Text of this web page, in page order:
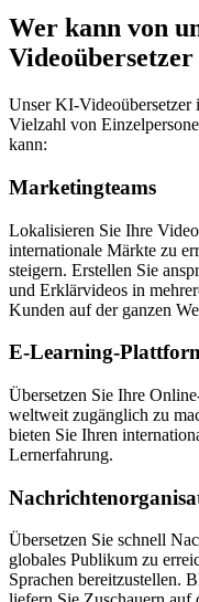
Wer kann von
Unser KI-Videoübersetzer
Vielzahl von
kann:
Marketingteams
Lokalisieren Sie Ihre
internationale Märkte zu
steigern. Erstellen Sie
und Erklärvideos in
Kunden auf der ganzen
E-Learning-
Übersetzen Sie Ihre
weltweit zugänglich zu
bieten Sie Ihren
Lernerfahrung.
Übersetzen Sie schnell
globales Publikum zu
Sprachen bereitzustellen.